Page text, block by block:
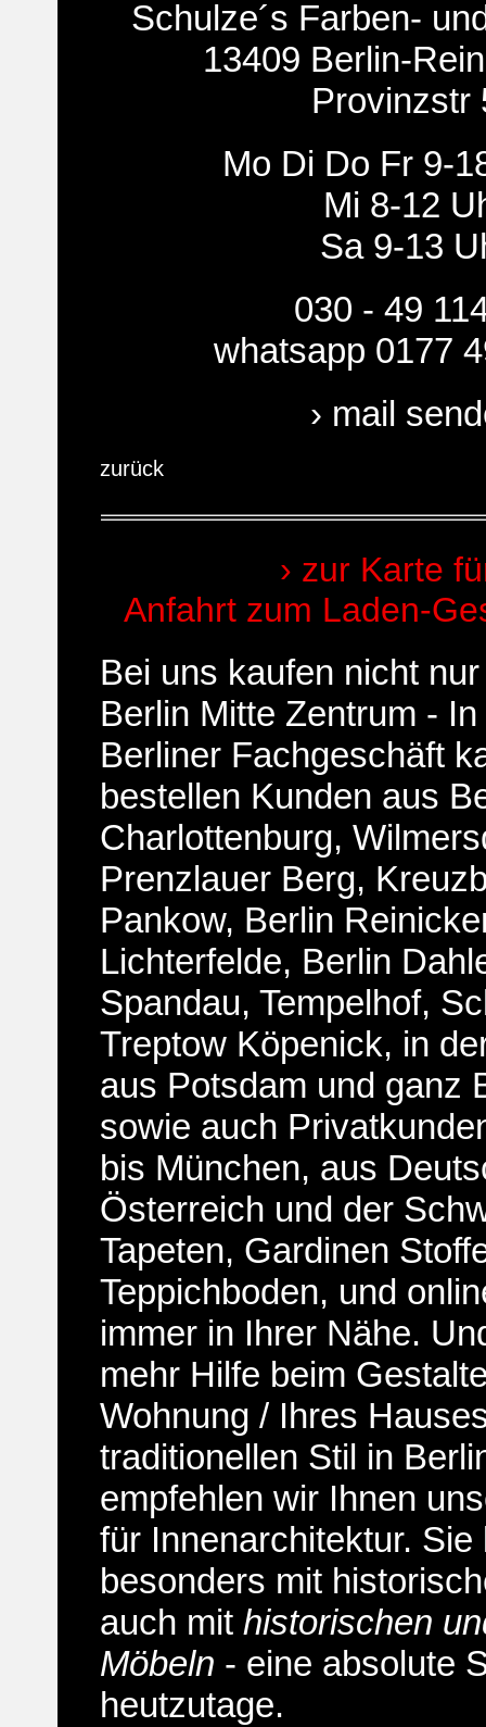
Schulze´s Farben-
13409 Berlin-
Provinzstr
Mo Di Do Fr 9-
Mi 8-12
Sa 9-13
030 - 49
whatsapp 0177
› mail
zurück
› zur Karte
Anfahrt zum Laden-
Bei uns kaufen nicht
Berlin Mitte Zentrum -
Berliner Fachgeschäft
bestellen Kunden aus
Charlottenburg,
Prenzlauer Berg,
Pankow, Berlin
Lichterfelde, Berlin
Spandau, Tempelhof,
Treptow Köpenick, in
aus Potsdam und ganz
sowie auch
bis München, aus
Österreich und der
Tapeten, Gardinen
Teppichboden, und
immer in Ihrer Nähe.
mehr Hilfe beim
Wohnung / Ihres
traditionellen Stil in
empfehlen wir Ihnen
für Innenarchitektur. Sie
besonders mit
auch mithistorischen
Möbeln - eine absolute
heutzutage.